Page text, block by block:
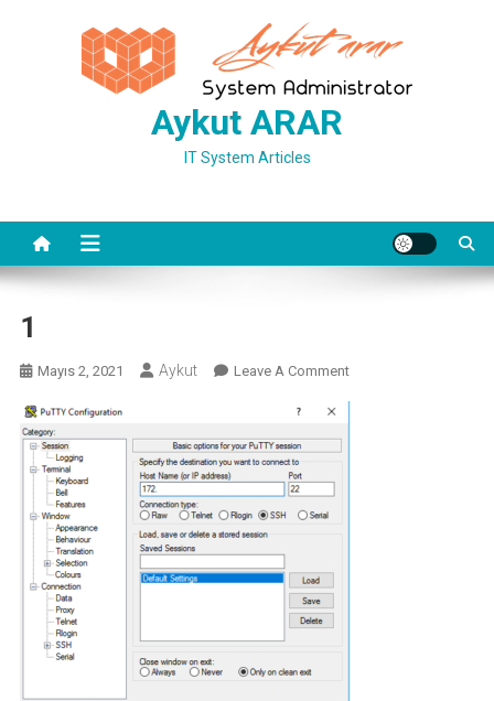
Aykut ARAR
IT System Articles
1
Mayıs 2, 2021 Aykut Leave A CommentOn